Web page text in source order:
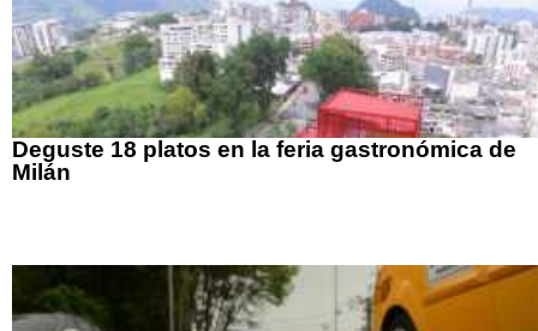
Deguste 18 platos en la feria gastronómica de
Milán